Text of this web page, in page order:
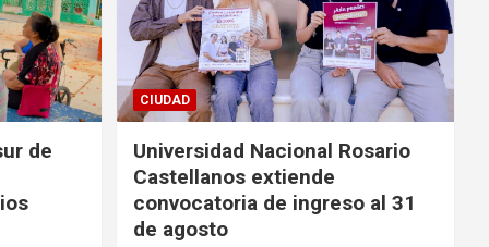
de
CIUDAD
Universidad Nacional Rosario
Castellanos extiende
convocatoria de ingreso al 31
de agosto